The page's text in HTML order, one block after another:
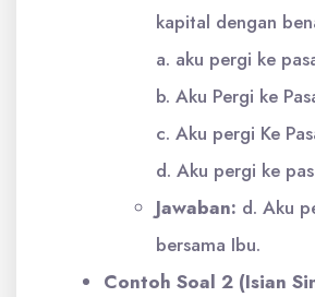
kapital dengan
a. aku pergi ke
b. Aku Pergi ke
c. Aku pergi Ke
d. Aku pergi ke
Jawaban: d. Aku
bersama Ibu.
Contoh Soal 2 (Isian